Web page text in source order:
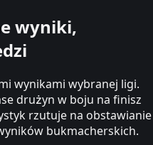
wyniki,
wynikami wybranej ligi.
drużyn w boju na finisz
rzutuje na obstawianie
bukmacherskich.